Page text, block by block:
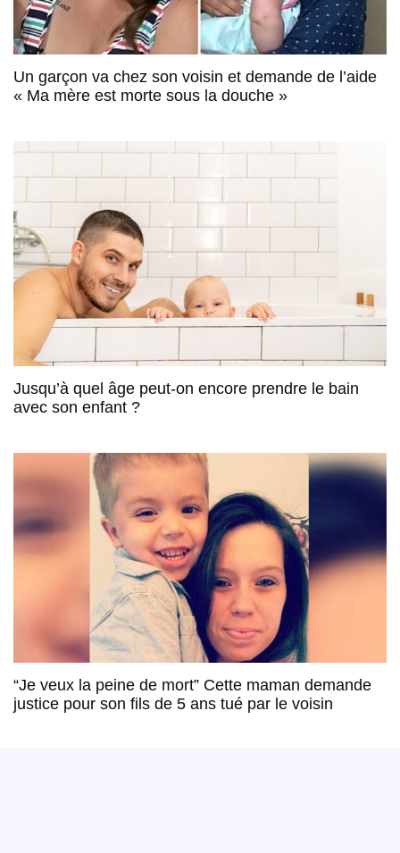
Un garçon va chez son voisin et demande de l’aide
« Ma mère est morte sous la douche »
Jusqu’à quel âge peut-on encore prendre le bain
avec son enfant ?
“Je veux la peine de mort” Cette maman demande
justice pour son fils de 5 ans tué par le voisin